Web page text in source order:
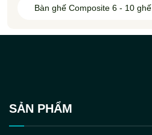
Bàn ghế Composite 6 - 10 ghế
SẢN PHẨM